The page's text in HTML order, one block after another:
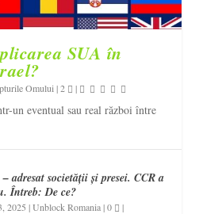
SUA în
Omului |2 |
un eventual sau real război între
adresat societății și presei. CCR a
Întreb: De ce?
2025 |Unblock Romania|0 |